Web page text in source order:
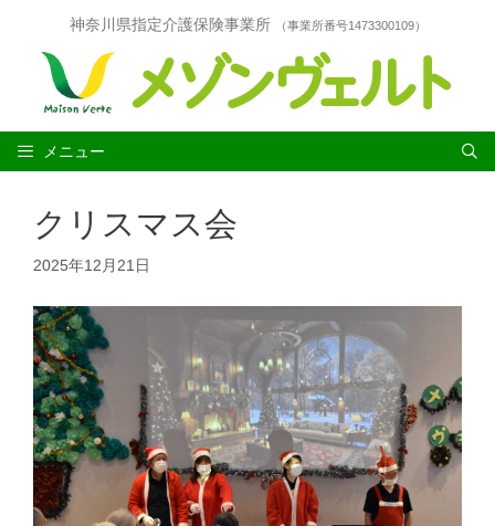
キ
神奈川県指定介護保険事業所 （事業所番号1473300109）
メニュー
クリスマス会
2025年12月21日